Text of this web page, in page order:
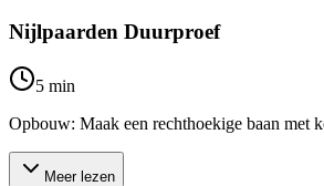
Nijlpaarden Duurproef
5 min
Opbouw: Maak een rechthoekige baan met
Meer lezen